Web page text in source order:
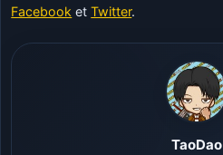
Facebook etTwitter.
TaoDao